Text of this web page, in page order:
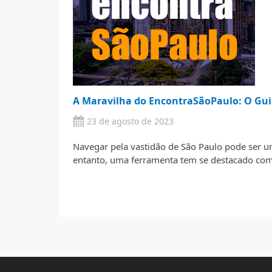
A Maravilha do EncontraSãoPaulo: O
23 de agosto de 2023
Navegar pela vastidão de São Paulo pode ser
entanto, uma ferramenta tem se destacado